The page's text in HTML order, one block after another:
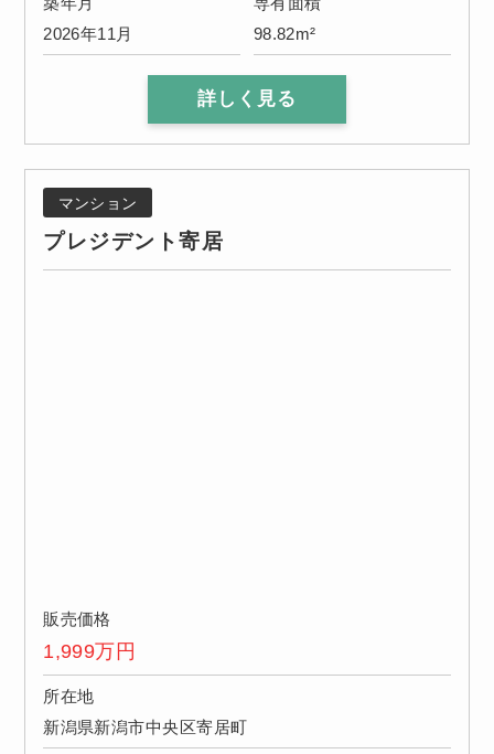
2026年11月
98.82m²
詳しく見る
マンション
プレジデント寄居
販売価格
1,999万円
所在地
新潟県新潟市中央区寄居町